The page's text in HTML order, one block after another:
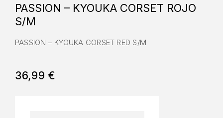
PASSION – KYOUKA CORSET ROJO
S/M
PASSION – KYOUKA CORSET RED S/M
36,99 €